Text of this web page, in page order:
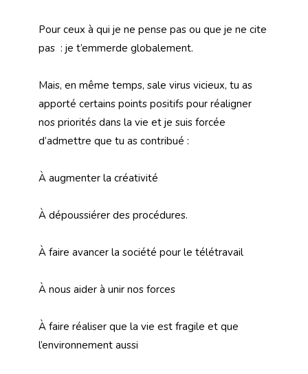
Pour ceux à qui je ne pense pas ou que je ne cite
pas : je t’emmerde globalement.
Mais, en même temps, sale virus vicieux, tu as
apporté certains points positifs pour réaligner
nos priorités dans la vie et je suis forcée
d’admettre que tu as contribué :
À augmenter la créativité
À dépoussiérer des procédures.
À faire avancer la société pour le télétravail
À nous aider à unir nos forces
À faire réaliser que la vie est fragile et que
l’environnement aussi